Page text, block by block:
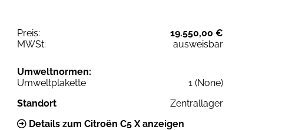
Preis:
19.550,00 €
MWSt:
ausweisbar
Umweltnormen:
Umweltplakette
1 (None)
Standort
Zentrallager
Details zum Citroën C5 X anzeigen